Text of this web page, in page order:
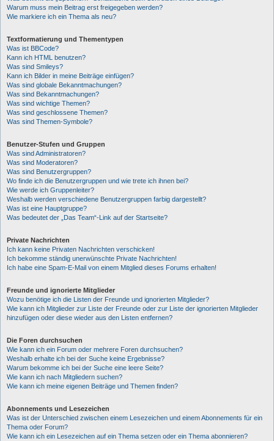
Warum muss mein Beitrag erst freigegeben werden?
Wie markiere ich ein Thema als neu?
Textformatierung und Thementypen
Was ist BBCode?
Kann ich HTML benutzen?
Was sind Smileys?
Kann ich Bilder in meine Beiträge einfügen?
Was sind globale Bekanntmachungen?
Was sind Bekanntmachungen?
Was sind wichtige Themen?
Was sind geschlossene Themen?
Was sind Themen-Symbole?
Benutzer-Stufen und Gruppen
Was sind Administratoren?
Was sind Moderatoren?
Was sind Benutzergruppen?
Wo finde ich die Benutzergruppen und wie trete ich ihnen bei?
Wie werde ich Gruppenleiter?
Weshalb werden verschiedene Benutzergruppen farbig dargestellt?
Was ist eine Hauptgruppe?
Was bedeutet der „Das Team“-Link auf der Startseite?
Private Nachrichten
Ich kann keine Privaten Nachrichten verschicken!
Ich bekomme ständig unerwünschte Private Nachrichten!
Ich habe eine Spam-E-Mail von einem Mitglied dieses Forums erhalten!
Freunde und ignorierte Mitglieder
Wozu benötige ich die Listen der Freunde und ignorierten Mitglieder?
Wie kann ich Mitglieder zur Liste der Freunde oder zur Liste der ignorierten Mitglieder
hinzufügen oder diese wieder aus den Listen entfernen?
Die Foren durchsuchen
Wie kann ich ein Forum oder mehrere Foren durchsuchen?
Weshalb erhalte ich bei der Suche keine Ergebnisse?
Warum bekomme ich bei der Suche eine leere Seite?
Wie kann ich nach Mitgliedern suchen?
Wie kann ich meine eigenen Beiträge und Themen finden?
Abonnements und Lesezeichen
Was ist der Unterschied zwischen einem Lesezeichen und einem Abonnements für ein
Thema oder Forum?
Wie kann ich ein Lesezeichen auf ein Thema setzen oder ein Thema abonnieren?